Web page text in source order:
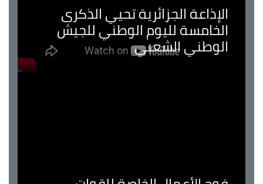
الإذاعة الجزائرية تحيي الذكرى
الخامسة لليوم الوطني للجيش
الوطني الشعبي